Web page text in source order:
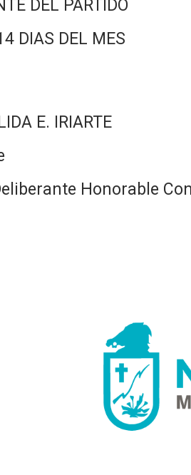
DEL PARTIDO
DIAS DEL MES
E. IRIARTE
Honorable